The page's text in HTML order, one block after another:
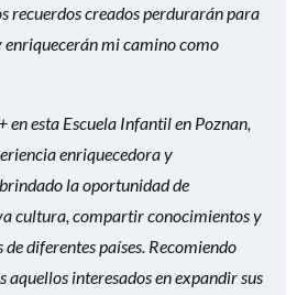
recuerdos creados perdurarán para
enriquecerán mi camino como
en esta Escuela Infantil en Poznan,
enriquecedora y
la oportunidad de
cultura, compartir conocimientos y
diferentes países. Recomiendo
aquellos interesados en expandir sus